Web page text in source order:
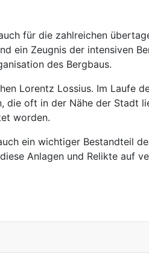
für die zahlreichen
ein Zeugnis der intensiven
des Bergbaus.
Lorentz Lossius. Im Laufe
die oft in der Nähe der Stadt
worden.
ein wichtiger Bestandteil
Anlagen und Relikte auf